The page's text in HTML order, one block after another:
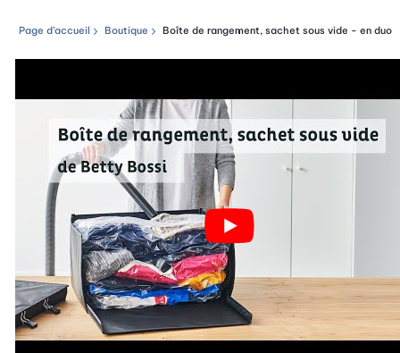
Chemin de navigation
Page d’accueil Boutique Boîte de rangement, sachet sous vide - en duo